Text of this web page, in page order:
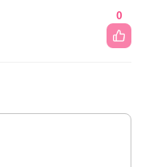
0